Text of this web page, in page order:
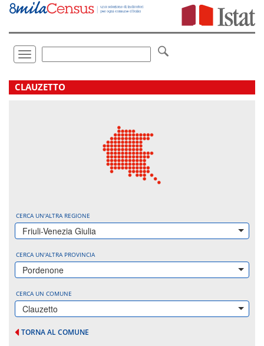
Vai
direttamente
Toggle
navigation
.
CLAUZETTO
CERCA UN'ALTRA REGIONE
Friuli-Venezia Giulia
CERCA UN'ALTRA PROVINCIA
Pordenone
CERCA UN COMUNE
Clauzetto
TORNA AL COMUNE